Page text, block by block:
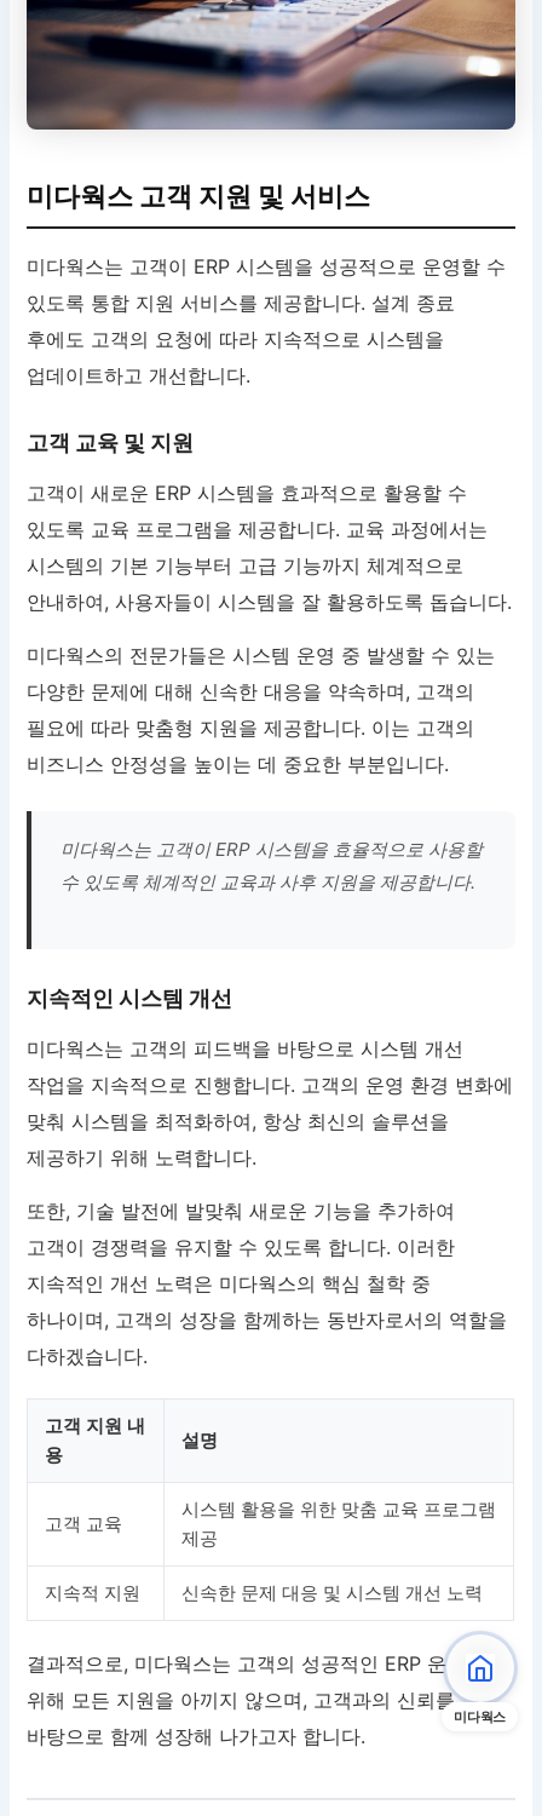
미다웍스 고객 지원 및 서비스
미다웍스는 고객이 ERP 시스템을 성공적으로 운영할 수
있도록 통합 지원 서비스를 제공합니다. 설계 종료
후에도 고객의 요청에 따라 지속적으로 시스템을
업데이트하고 개선합니다.
고객 교육 및 지원
고객이 새로운 ERP 시스템을 효과적으로 활용할 수
있도록 교육 프로그램을 제공합니다. 교육 과정에서는
시스템의 기본 기능부터 고급 기능까지 체계적으로
안내하여, 사용자들이 시스템을 잘 활용하도록 돕습니다.
미다웍스의 전문가들은 시스템 운영 중 발생할 수 있는
다양한 문제에 대해 신속한 대응을 약속하며, 고객의
필요에 따라 맞춤형 지원을 제공합니다. 이는 고객의
비즈니스 안정성을 높이는 데 중요한 부분입니다.
미다웍스는 고객이 ERP 시스템을 효율적으로 사용할
수 있도록 체계적인 교육과 사후 지원을 제공합니다.
지속적인 시스템 개선
미다웍스는 고객의 피드백을 바탕으로 시스템 개선
작업을 지속적으로 진행합니다. 고객의 운영 환경 변화에
맞춰 시스템을 최적화하여, 항상 최신의 솔루션을
제공하기 위해 노력합니다.
또한, 기술 발전에 발맞춰 새로운 기능을 추가하여
고객이 경쟁력을 유지할 수 있도록 합니다. 이러한
지속적인 개선 노력은 미다웍스의 핵심 철학 중
하나이며, 고객의 성장을 함께하는 동반자로서의 역할을
다하겠습니다.
고객 지원 내
용
설명
고객 교육
시스템 활용을 위한 맞춤 교육 프로그램
제공
지속적 지원 신속한 문제 대응 및 시스템 개선 노력
결과적으로, 미다웍스는 고객의 성공적인 ERP 운영을
위해 모든 지원을 아끼지 않으며, 고객과의 신뢰를
바탕으로 함께 성장해 나가고자 합니다.
미다웍스